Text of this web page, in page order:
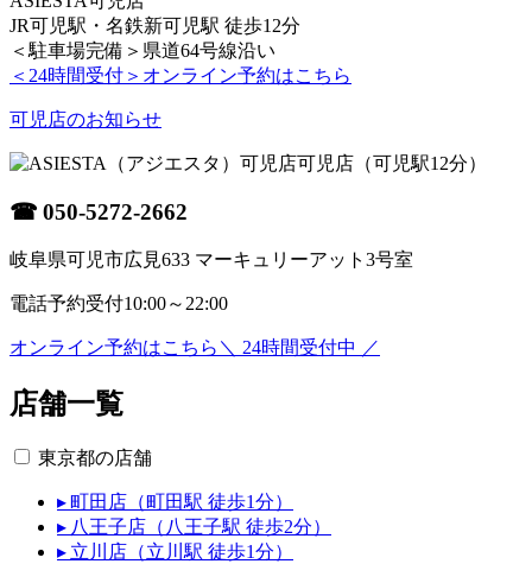
JR可児駅・名鉄新可児駅 徒歩12分
＜駐車場完備＞県道64号線沿い
＜24時間受付＞ オンライン予約はこちら
可児店のお知らせ
可児店 （可児駅12分）
☎ 050-5272-2662
岐阜県可児市広見633 マーキュリーアット3号室
電話予約受付10:00～22:00
オンライン予約はこちら ＼ 24時間受付中 ／
店舗一覧
東京都の店舗
▸ 町田店（町田駅 徒歩1分）
▸ 八王子店（八王子駅 徒歩2分）
▸ 立川店（立川駅 徒歩1分）